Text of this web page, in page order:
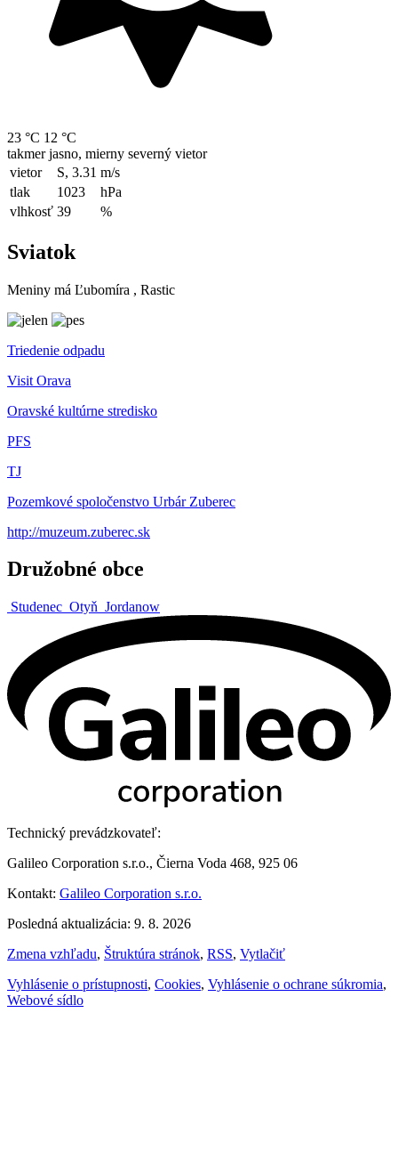
23 °C 12 °C
takmer jasno, mierny severný vietor
vietor
S, 3.31 m/s
tlak
1023
hPa
vlhkosť 39 %
Sviatok
Meniny má Ľubomíra , Rastic
Triedenie odpadu
Visit Orava
Oravské kultúrne stredisko
PFS
TJ
Pozemkové spoločenstvo Urbár Zuberec
http://muzeum.zuberec.sk
Družobné obce
Studenec Otyň Jordanow
Technický prevádzkovateľ:
Galileo Corporation s.r.o., Čierna Voda 468, 925 06
Kontakt: Galileo Corporation s.r.o.
Posledná aktualizácia: 9. 8. 2026
Zmena vzhľadu, Štruktúra stránok, RSS, Vytlačiť
Vyhlásenie o prístupnosti, Cookies, Vyhlásenie o ochrane súkromia,
Webové sídlo